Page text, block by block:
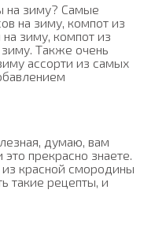
на зиму? Самые
на зиму, компот из
зиму, компот из
Также очень
ассорти из самых
думаю, вам
прекрасно знаете.
из красной смородины
такие рецепты, и